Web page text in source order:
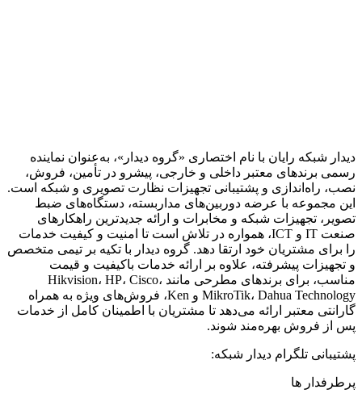
دیدار شبکه رایان با نام اختصاری «گروه دیدار»، به‌عنوان نماینده
رسمی برندهای معتبر داخلی و خارجی، پیشرو در تأمین، فروش،
نصب، راه‌اندازی و پشتیبانی تجهیزات نظارت تصویری و شبکه است.
این مجموعه با عرضه دوربین‌های مداربسته، دستگاه‌های ضبط
تصویر، تجهیزات شبکه و مخابرات و ارائه جدیدترین راهکارهای
صنعت IT و ICT، همواره در تلاش است تا امنیت و کیفیت خدمات
را برای مشتریان خود ارتقا دهد. گروه دیدار با تکیه بر تیمی متخصص
و تجهیزات پیشرفته، علاوه بر ارائه خدمات باکیفیت و قیمت
مناسب، برای برندهای مطرحی مانند Hikvision، HP، Cisco،
MikroTik، Dahua Technology و Ken، فروش‌های ویژه به همراه
گارانتی معتبر ارائه می‌دهد تا مشتریان با اطمینان کامل از خدمات
پس از فروش بهره‌مند شوند.
پشتیبانی تلگرام دیدار شبکه:
پرطرفدار ها